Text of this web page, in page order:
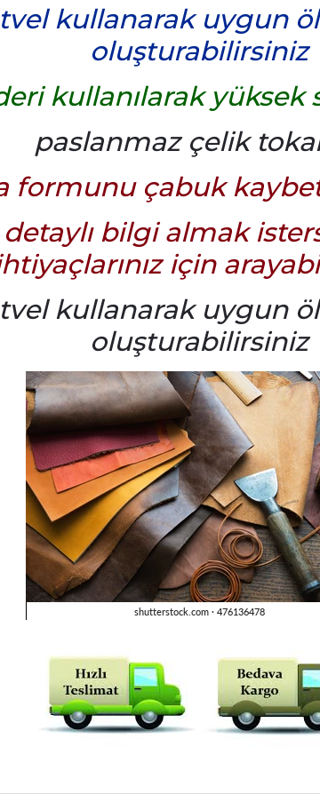
kullanarak uygun
oluşturabilirsiniz
kullanılarak
paslanmaz çelik
formunu çabuk
bilgi almak
için
kullanarak uygun
oluşturabilirsiniz